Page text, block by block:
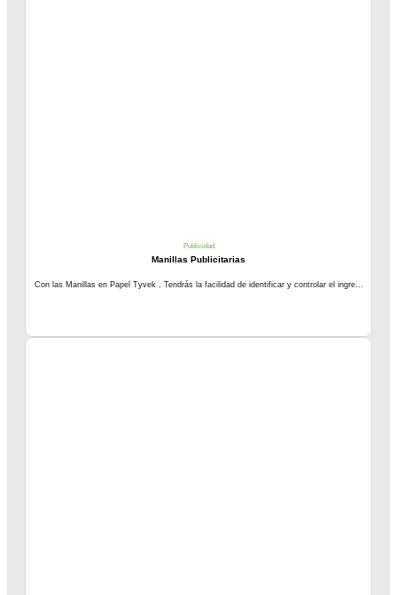
Publicidad
Manillas Publicitarias
Con las Manillas en Papel Tyvek , Tendrás la facilidad de identificar y controlar el ingre...